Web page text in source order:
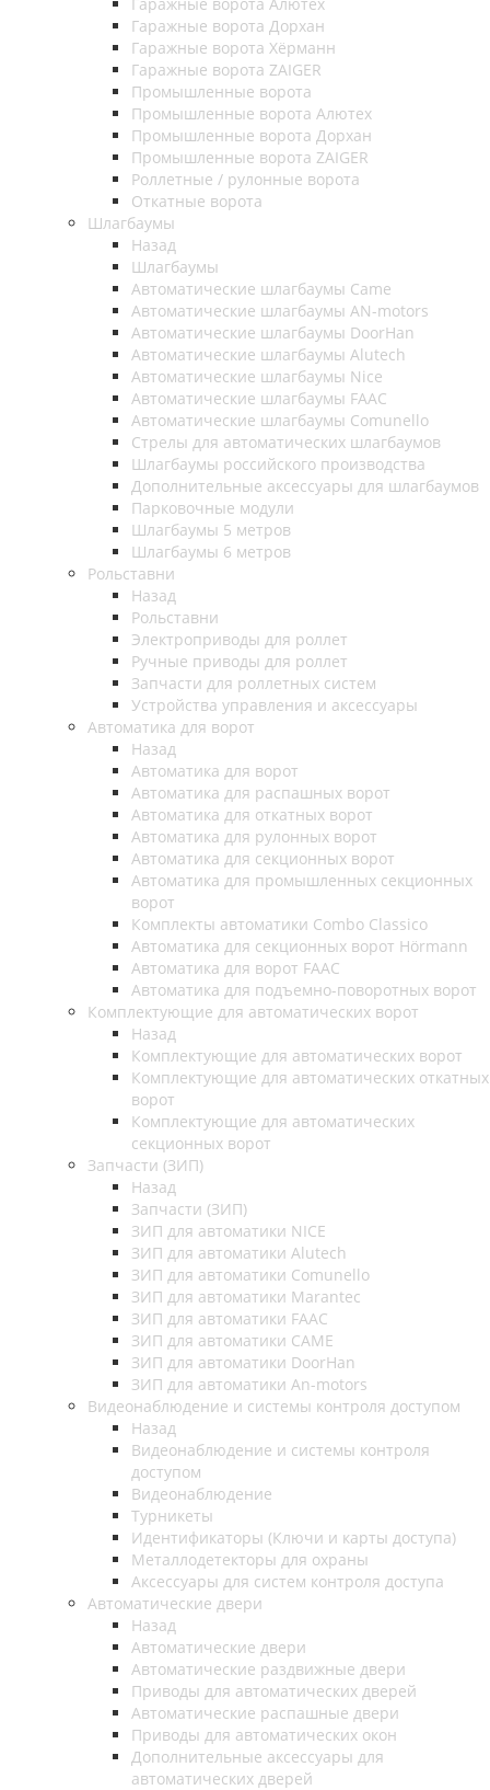
Гаражные ворота Дорхан
Гаражные ворота Хёрманн
Гаражные ворота ZAIGER
Промышленные ворота
Промышленные ворота Алютех
Промышленные ворота Дорхан
Промышленные ворота ZAIGER
Роллетные / рулонные ворота
Откатные ворота
Шлагбаумы
Назад
Шлагбаумы
Автоматические шлагбаумы Came
Автоматические шлагбаумы AN-motors
Автоматические шлагбаумы DoorHan
Автоматические шлагбаумы Alutech
Автоматические шлагбаумы Nice
Автоматические шлагбаумы FAAC
Автоматические шлагбаумы Comunello
Стрелы для автоматических шлагбаумов
Шлагбаумы российского производства
Дополнительные аксессуары для шлагбаумов
Парковочные модули
Шлагбаумы 5 метров
Шлагбаумы 6 метров
Рольставни
Назад
Рольставни
Электроприводы для роллет
Ручные приводы для роллет
Запчасти для роллетных систем
Устройства управления и аксессуары
Автоматика для ворот
Назад
Автоматика для ворот
Автоматика для распашных ворот
Автоматика для откатных ворот
Автоматика для рулонных ворот
Автоматика для секционных ворот
Автоматика для промышленных секционных
ворот
Комплекты автоматики Combo Classico
Автоматика для секционных ворот Hörmann
Автоматика для ворот FAAC
Автоматика для подъемно-поворотных ворот
Комплектующие для автоматических ворот
Назад
Комплектующие для автоматических ворот
Комплектующие для автоматических откатных
ворот
Комплектующие для автоматических
секционных ворот
Запчасти (ЗИП)
Назад
Запчасти (ЗИП)
ЗИП для автоматики NICE
ЗИП для автоматики Alutech
ЗИП для автоматики Comunello
ЗИП для автоматики Marantec
ЗИП для автоматики FAAC
ЗИП для автоматики CAME
ЗИП для автоматики DoorHan
ЗИП для автоматики An-motors
Видеонаблюдение и системы контроля доступом
Назад
Видеонаблюдение и системы контроля
доступом
Видеонаблюдение
Турникеты
Идентификаторы (Ключи и карты доступа)
Металлодетекторы для охраны
Аксессуары для систем контроля доступа
Автоматические двери
Назад
Автоматические двери
Автоматические раздвижные двери
Приводы для автоматических дверей
Автоматические распашные двери
Приводы для автоматических окон
Дополнительные аксессуары для
автоматических дверей